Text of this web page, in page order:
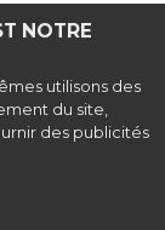
NOTRE
utilisons des
du site,
des publicités